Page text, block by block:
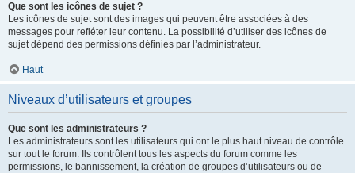
Que sont les icônes de sujet ?
Les icônes de sujet sont des images qui peuvent être associées à des
messages pour refléter leur contenu. La possibilité d’utiliser des icônes de
sujet dépend des permissions définies par l’administrateur.
Haut
Niveaux d’utilisateurs et groupes
Que sont les administrateurs ?
Les administrateurs sont les utilisateurs qui ont le plus haut niveau de contrôle
sur tout le forum. Ils contrôlent tous les aspects du forum comme les
permissions, le bannissement, la création de groupes d’utilisateurs ou de